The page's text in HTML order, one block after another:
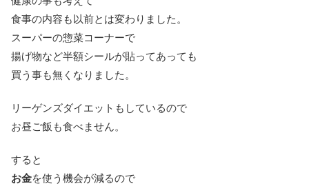
食事の内容も以前とは変わりました。
スーパーの惣菜コーナーで
揚げ物など半額シールが貼ってあっても
買う事も無くなりました。
リーゲンズダイエットもしているので
お昼ご飯も食べません。
すると
お金を使う機会が減るので